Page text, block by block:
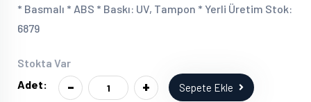
* Basmalı * ABS * Baskı: UV, Tampon * Yerli Üretim Stok:
6879
Stokta Var
Adet:
- + Sepete Ekle